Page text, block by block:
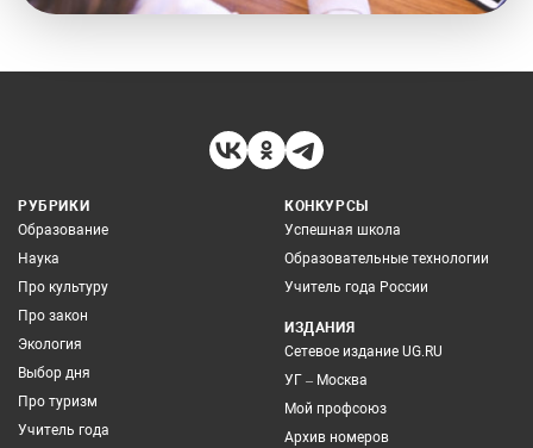
РУБРИКИ
Образование
Наука
Про культуру
Про закон
Экология
Выбор дня
Про туризм
Учитель года
КОНКУРСЫ
Успешная школа
Образовательные технологии
Учитель года России
ИЗДАНИЯ
Сетевое издание UG.RU
УГ – Москва
Мой профсоюз
Архив номеров